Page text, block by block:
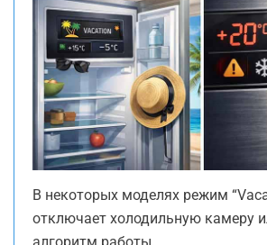
В некоторых моделях режим
отключает холодильную камеру